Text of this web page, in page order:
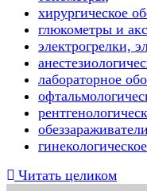
хирургическое
глюкометры и
электрогрелки,
лабораторное
Читать целиком